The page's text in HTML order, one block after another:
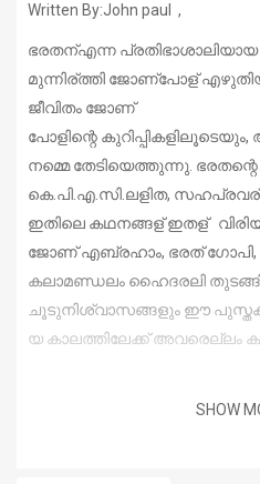
Written By:John paul ,
ഭരതന്എന്ന പ്രതിഭാശാലിയായ
മുന്നിര്ത്തി ജോണ്പോള്
ജീവിതം ജോണ്
പോളിന്റെ
നമ്മെ തേടിയെത്തുന്നു.
കെ.പി.എ.സി.ലളിത, സഹപ്രവര്
ഇതിലെ കഥനങ്ങള്ഇതള്
ജോണ്എബ്രഹാം, ഭരത് ഗോപി,
കലാമണ്ഡലം ഹൈദരലി
ചൂടുനിശ്വാസങ്ങളും ഈ
യ കാലത്തിലേക്ക് അവരെല്ലം
SHOW